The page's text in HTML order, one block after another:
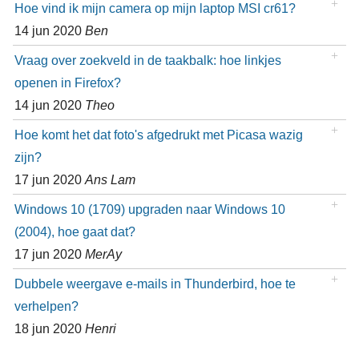
Hoe vind ik mijn camera op mijn laptop MSI cr61?
14 jun 2020 Ben
Vraag over zoekveld in de taakbalk: hoe linkjes
openen in Firefox?
14 jun 2020 Theo
Hoe komt het dat foto's afgedrukt met Picasa wazig
zijn?
17 jun 2020 Ans Lam
Windows 10 (1709) upgraden naar Windows 10
(2004), hoe gaat dat?
17 jun 2020 MerAy
Dubbele weergave e-mails in Thunderbird, hoe te
verhelpen?
18 jun 2020 Henri